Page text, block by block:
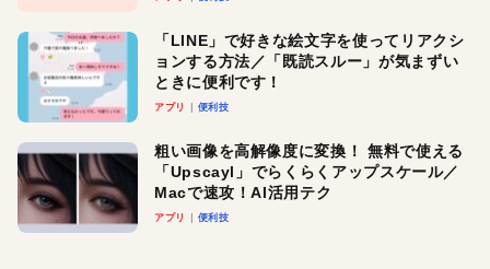
「LINE」で好きな絵文字を使ってリアクシ
ョンする方法／「既読スルー」が気まずい
ときに便利です！
アプリ 便利技
粗い画像を高解像度に変換！ 無料で使える
「Upscayl」でらくらくアップスケール／
Macで速攻！AI活用テク
アプリ 便利技